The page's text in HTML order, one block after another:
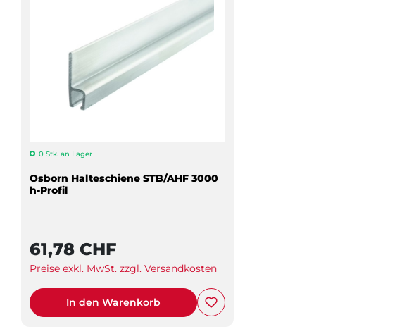
0 Stk. an Lager
Osborn Halteschiene STB/AHF 3000
h-Profil
61,78 CHF
Preise exkl. MwSt. zzgl. Versandkosten
In den Warenkorb